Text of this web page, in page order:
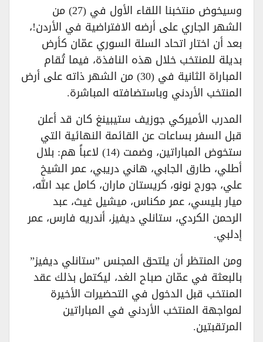
وسيخوض منتخبنا اللقاء الأول في (27) من
الشهر الجاري على أرضه الافتراضية في الأردن!،
بعد أن اختار اتحاد السلة السوري عمّان كأرض
بديلة للمنتخب خلال هذه النافذة، فيما تُقام
المباراة الثانية في (30) من الشهر ذاته على أرض
المنتخب الأردني وباستضافته المباشرة.
المدرب الأميركي جوزيف ستيبينغ كان قد أعلن
قبل السفر بساعات عن القائمة النهائية التي
ستخوض المباراتين، وضمت (14) لاعباً هم: بلال
أطلي، طارق الجابي، هاني دريبي، عمر الشيخ
علي، جورج نونو، كريستان ماران، كامل عبد الله،
ميار بليسي، عمر مكناس، ميشيل غيث، عبد
الرحمن الكردي، ستانلي ديفيز، أندريه فارس، عمر
إدلبي.
ومن المنتظر أن يلتحق المجنس ”ستانلي ديفيز”
بالبعثة في عمّان صباح الغد، ليكتمل بذلك عقد
المنتخب قبل الدخول في التحضيرات الأخيرة
لمواجهة المنتخب الأردني في المباراتين
المرتقبتين.